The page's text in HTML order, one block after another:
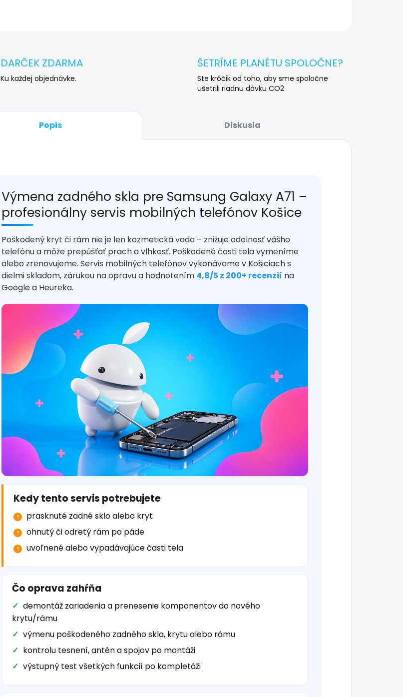
DARČEK ZDARMA
Ku každej objednávke.
ŠETRÍME PLANÉTU SPOLOČNE?
Ste krôčik od toho, aby sme spoločne
ušetrili riadnu dávku CO2
Popis Diskusia
Výmena zadného skla pre Samsung Galaxy A71 –
profesionálny servis mobilných telefónov Košice
Poškodený kryt či rám nie je len kozmetická vada – znižuje odolnosť vášho
telefónu a môže prepúšťať prach a vlhkosť. Poškodené časti tela vymeníme
alebo zrenovujeme. Servis mobilných telefónov vykonávame v Košiciach s
dielmi skladom, zárukou na opravu a hodnotením 4,8/5 z 200+ recenzií na
Google a Heureka.
Kedy tento servis potrebujete
prasknuté zadné sklo alebo kryt
ohnutý či odretý rám po páde
uvoľnené alebo vypadávajúce časti tela
Čo oprava zahŕňa
demontáž zariadenia a prenesenie komponentov do nového
krytu/rámu
výmenu poškodeného zadného skla, krytu alebo rámu
kontrolu tesnení, antén a spojov po montáži
výstupný test všetkých funkcií po kompletáži